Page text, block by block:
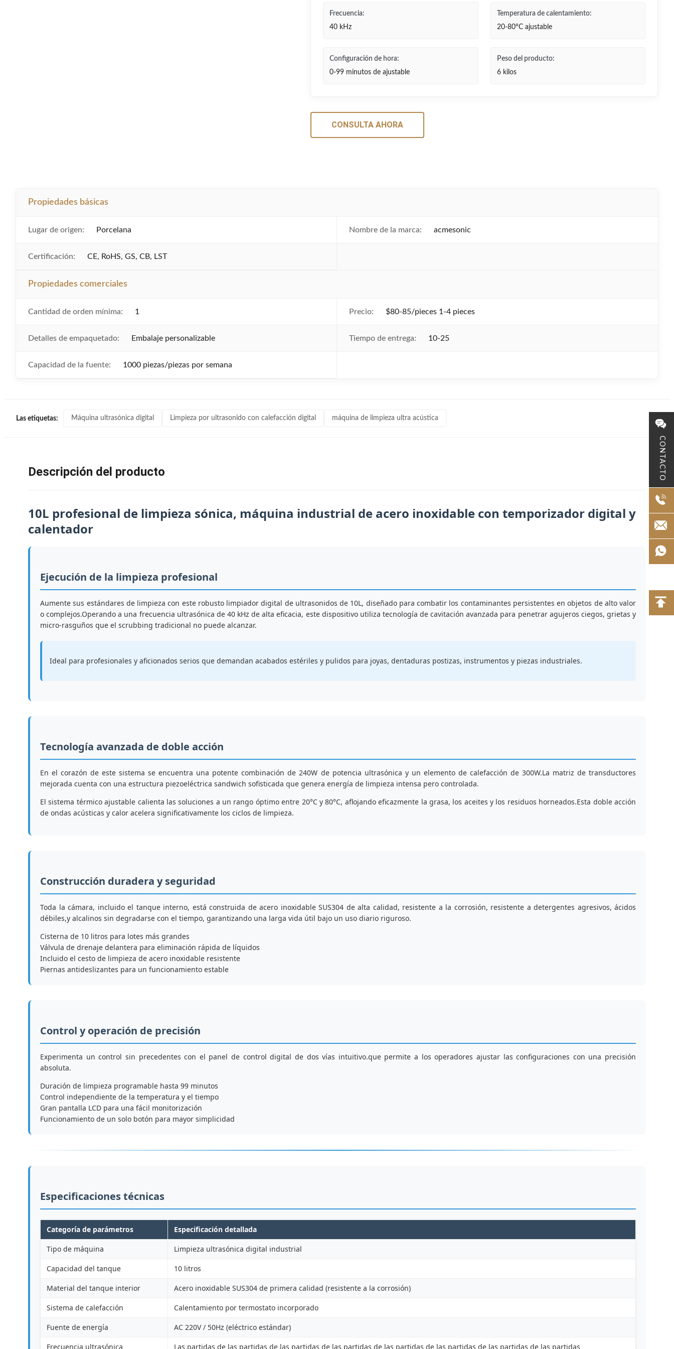
CONTACTO
Frecuencia:
40 kHz
Temperatura de calentamiento:
20-80°C ajustable
Configuración de hora:
0-99 minutos de ajustable
Peso del producto:
6 kilos
CONSULTA AHORA
Propiedades básicas
Lugar de origen: Porcelana Nombre de la marca: acmesonic
Certificación: CE, RoHS, GS, CB, LST
Propiedades comerciales
Cantidad de orden mínima: 1 Precio: $80-85/pieces 1-4 pieces
Detalles de empaquetado: Embalaje personalizable Tiempo de entrega: 10-25
Capacidad de la fuente: 1000 piezas/piezas por semana
Las etiquetas: Máquina ultrasónica digital Limpieza por ultrasonido con calefacción digital máquina de limpieza ultra acústica
Descripción del producto
10L profesional de limpieza sónica, máquina industrial de acero inoxidable con temporizador digital y
calentador
Ejecución de la limpieza profesional
Aumente sus estándares de limpieza con este robusto limpiador digital de ultrasonidos de 10L, diseñado para combatir los contaminantes persistentes en objetos de alto valor
o complejos.Operando a una frecuencia ultrasónica de 40 kHz de alta eficacia, este dispositivo utiliza tecnología de cavitación avanzada para penetrar agujeros ciegos, grietas y
micro-rasguños que el scrubbing tradicional no puede alcanzar.
Ideal para profesionales y aficionados serios que demandan acabados estériles y pulidos para joyas, dentaduras postizas, instrumentos y piezas industriales.
Tecnología avanzada de doble acción
En el corazón de este sistema se encuentra una potente combinación de 240W de potencia ultrasónica y un elemento de calefacción de 300W.La matriz de transductores
mejorada cuenta con una estructura piezoeléctrica sandwich sofisticada que genera energía de limpieza intensa pero controlada.
El sistema térmico ajustable calienta las soluciones a un rango óptimo entre 20°C y 80°C, aflojando eficazmente la grasa, los aceites y los residuos horneados.Esta doble acción
de ondas acústicas y calor acelera significativamente los ciclos de limpieza.
Construcción duradera y seguridad
Toda la cámara, incluido el tanque interno, está construida de acero inoxidable SUS304 de alta calidad, resistente a la corrosión, resistente a detergentes agresivos, ácidos
débiles,y alcalinos sin degradarse con el tiempo, garantizando una larga vida útil bajo un uso diario riguroso.
Cisterna de 10 litros para lotes más grandes
Válvula de drenaje delantera para eliminación rápida de líquidos
Incluido el cesto de limpieza de acero inoxidable resistente
Piernas antideslizantes para un funcionamiento estable
Control y operación de precisión
Experimenta un control sin precedentes con el panel de control digital de dos vías intuitivo.que permite a los operadores ajustar las configuraciones con una precisión
absoluta.
Duración de limpieza programable hasta 99 minutos
Control independiente de la temperatura y el tiempo
Gran pantalla LCD para una fácil monitorización
Funcionamiento de un solo botón para mayor simplicidad
Especificaciones técnicas
Categoría de parámetros Especificación detallada
Tipo de máquina Limpieza ultrasónica digital industrial
Capacidad del tanque 10 litros
Material del tanque interior Acero inoxidable SUS304 de primera calidad (resistente a la corrosión)
Sistema de calefacción Calentamiento por termostato incorporado
Fuente de energía AC 220V / 50Hz (eléctrico estándar)
Frecuencia ultrasónica Las partidas de las partidas de las partidas de las partidas de las partidas de las partidas de las partidas de las partidas